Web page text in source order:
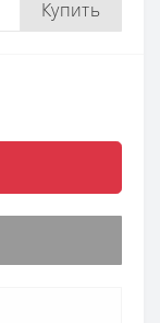
Купить